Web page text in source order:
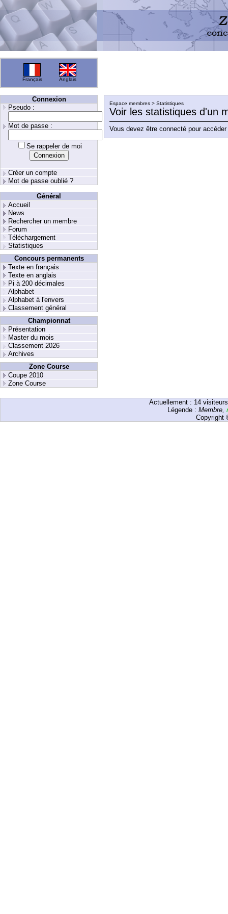
Français Anglais
Connexion
Pseudo :
Mot de passe :
Se rappeler de moi
Créer un compte
Mot de passe oublié ?
Général
Accueil
News
Rechercher un membre
Forum
Téléchargement
Statistiques
Concours permanents
Texte en français
Texte en anglais
Pi à 200 décimales
Alphabet
Alphabet à l'envers
Classement général
Championnat
Présentation
Master du mois
Classement 2026
Archives
Zone Course
Coupe 2010
Zone Course
Espace membres > Statistiques
Voir les statistiques d'un
Vous devez être connecté pour
Actuellement : 14visiteurs
Légende : Membre,
Copyright